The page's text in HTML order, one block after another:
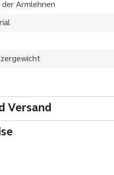
Armlehnen
Versand